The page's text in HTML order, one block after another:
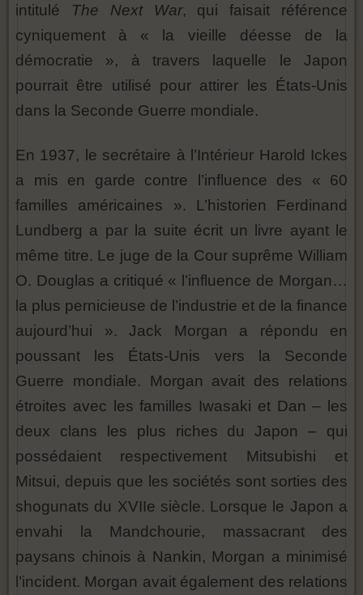
intitulé
The Next War, qui faisait référence
cyniquement à « la vieille déesse de la
démocratie », à travers laquelle le Japon
pourrait être utilisé pour attirer les États-Unis
dans la Seconde Guerre mondiale.
En 1937, le secrétaire à l’Intérieur Harold Ickes
a mis en garde contre l’influence des « 60
familles américaines ». L’historien Ferdinand
Lundberg a par la suite écrit un livre ayant le
même titre. Le juge de la Cour suprême William
O. Douglas a critiqué « l’influence de Morgan…
la plus pernicieuse de l’industrie et de la finance
aujourd’hui ». Jack Morgan a répondu en
poussant les États-Unis vers la Seconde
Guerre mondiale. Morgan avait des relations
étroites avec les familles Iwasaki et Dan – les
deux clans les plus riches du Japon – qui
possédaient respectivement Mitsubishi et
Mitsui, depuis que les sociétés sont sorties des
shogunats du XVIIe siècle. Lorsque le Japon a
envahi la Mandchourie, massacrant des
paysans chinois à Nankin, Morgan a minimisé
l’incident. Morgan avait également des relations